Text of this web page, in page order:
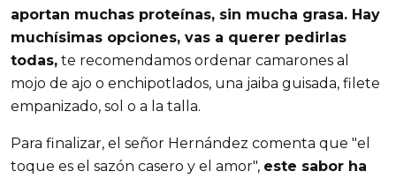
aportan muchas proteínas, sin mucha grasa. Hay
muchísimas opciones, vas a querer pedirlas
todas, te recomendamos ordenar camarones al
mojo de ajo o enchipotlados, una jaiba guisada, filete
empanizado, sol o a la talla.
Para finalizar, el señor Hernández comenta que "el
toque es el sazón casero y el amor", este sabor ha